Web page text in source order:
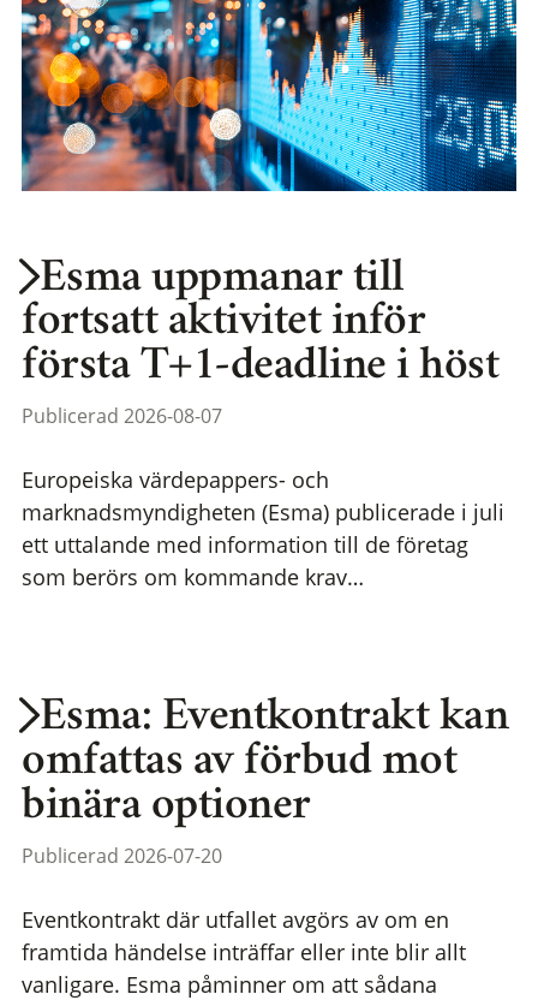
Esma uppmanar till
fortsatt aktivitet inför
första T+1-deadline i höst
Publicerad 2026-08-07
Europeiska värdepappers- och
marknadsmyndigheten (Esma) publicerade i juli
ett uttalande med information till de företag
som berörs om kommande krav…
Esma: Eventkontrakt kan
omfattas av förbud mot
binära optioner
Publicerad 2026-07-20
Eventkontrakt där utfallet avgörs av om en
framtida händelse inträffar eller inte blir allt
vanligare. Esma påminner om att sådana